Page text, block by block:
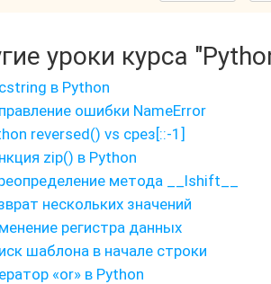
уроки курса
в Python
ошибки NameError
reversed() vs срез[::-1]
zip() в Python
метода __lshift__
нескольких значений
регистра данных
шаблона в начале строки
«or» в Python